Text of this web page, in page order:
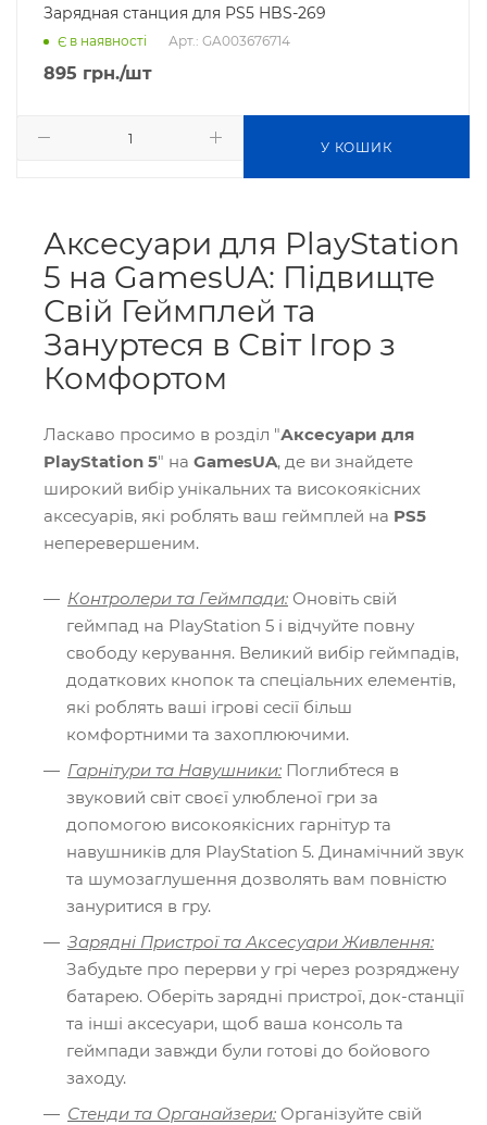
Зарядная станция для PS5 HBS-269
Є в наявності Арт.: GA003676714
895 грн./шт
У КОШИК
Аксесуари для PlayStation
5 на GamesUA: Підвищте
Свій Геймплей та
Зануртеся в Світ Ігор з
Комфортом
Ласкаво просимо в розділ "Аксесуари для
PlayStation 5" на GamesUA, де ви знайдете
широкий вибір унікальних та високоякісних
аксесуарів, які роблять ваш геймплей на PS5
неперевершеним.
Контролери та Геймпади: Оновіть свій
геймпад на PlayStation 5 і відчуйте повну
свободу керування. Великий вибір геймпадів,
додаткових кнопок та спеціальних елементів,
які роблять ваші ігрові сесії більш
комфортними та захоплюючими.
Гарнітури та Навушники: Поглибтеся в
звуковий світ своєї улюбленої гри за
допомогою високоякісних гарнітур та
навушників для PlayStation 5. Динамічний звук
та шумозаглушення дозволять вам повністю
зануритися в гру.
Зарядні Пристрої та Аксесуари Живлення:
Забудьте про перерви у грі через розряджену
батарею. Оберіть зарядні пристрої, док-станції
та інші аксесуари, щоб ваша консоль та
геймпади завжди були готові до бойового
заходу.
Стенди та Органайзери: Організуйте свій